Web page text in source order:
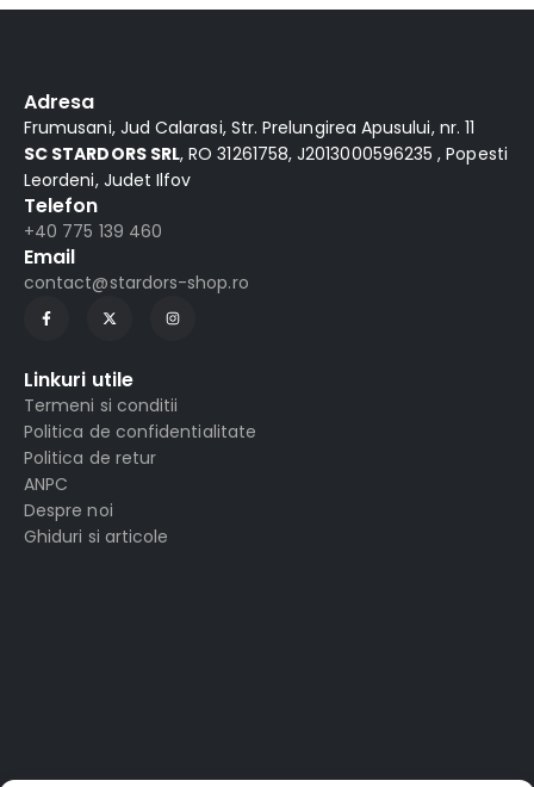
Adresa
Frumusani, Jud Calarasi, Str. Prelungirea Apusului, nr. 11
SC STARDORS SRL, RO 31261758, J2013000596235 , Popesti
Leordeni, Judet Ilfov
Telefon
+40 775 139 460
Email
contact@stardors-shop.ro
Linkuri utile
Termeni si conditii
Politica de confidentialitate
Politica de retur
ANPC
Despre noi
Ghiduri si articole